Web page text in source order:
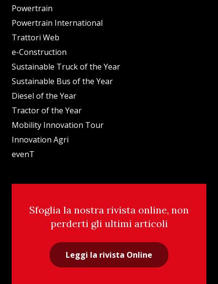
Powertrain
Powertrain International
Trattori Web
e-Construction
Sustainable Truck of the Year
Sustainable Bus of the Year
Diesel of the Year
Tractor of the Year
Mobility Innovation Tour
Innovation Agri
evenT
Sfoglia la nostra rivista online, non
perderti gli ultimi articoli
Leggi la rivista Online